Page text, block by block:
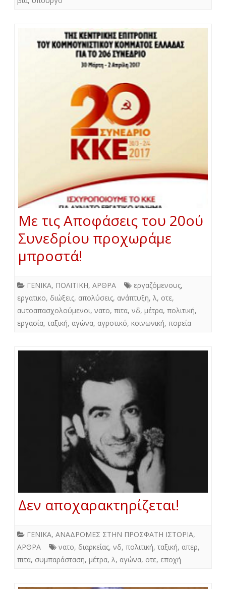
Με τις Αποφάσεις του 20ού
Συνεδρίου προχωράμε
μπροστά!
ΓΕΝΙΚΑ, ΠΟΛΙΤΙΚΗ, ΑΡΘΡΑ εργαζόμενους,
εργατικο, διώξεις, απολύσεις, ανάπτυξη, λ, οτε,
αυτοαπασχολούμενοι, νατο, πιτα, νδ, μέτρα, πολιτική,
εργασία, ταξική, αγώνα, αγροτικό, κοινωνική, πορεία
Δεν αποχαρακτηρίζεται!
ΓΕΝΙΚΑ, ΑΝΑΔΡΟΜΕΣ ΣΤΗΝ ΠΡΟΣΦΑΤΗ ΙΣΤΟΡΙΑ,
ΑΡΘΡΑ
νατο, διαρκείας, νδ, πολιτική, ταξική, απερ,
πιτα, συμπαράσταση, μέτρα, λ, αγώνα, οτε, εποχή